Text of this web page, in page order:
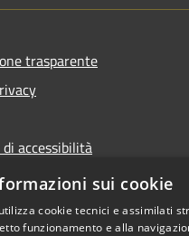
trasparente
accessibilità
sui cookie
cookie tecnici e assimilati
funzionamento e alla